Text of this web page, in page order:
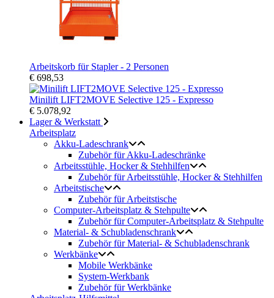
Arbeitskorb für Stapler - 2 Personen
€ 698,53
Minilift LIFT2MOVE Selective 125 - Expresso
€ 5.078,92
Lager & Werkstatt
Arbeitsplatz
Akku-Ladeschrank
Zubehör für Akku-Ladeschränke
Arbeitsstühle, Hocker & Stehhilfen
Zubehör für Arbeitsstühle, Hocker & Stehhilfen
Arbeitstische
Zubehör für Arbeitstische
Computer-Arbeitsplatz & Stehpulte
Zubehör für Computer-Arbeitsplatz & Stehpulte
Material- & Schubladenschrank
Zubehör für Material- & Schubladenschrank
Werkbänke
Mobile Werkbänke
System-Werkbank
Zubehör für Werkbänke